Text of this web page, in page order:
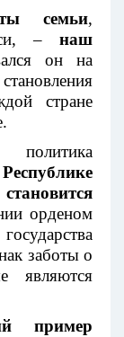
семьи,
– наш
он на
стране
орденом
заботы о
являются
пример